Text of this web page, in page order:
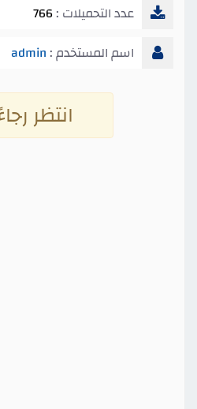
عدد التحميلات : 766
اسم المستخدم : admin
انتظر